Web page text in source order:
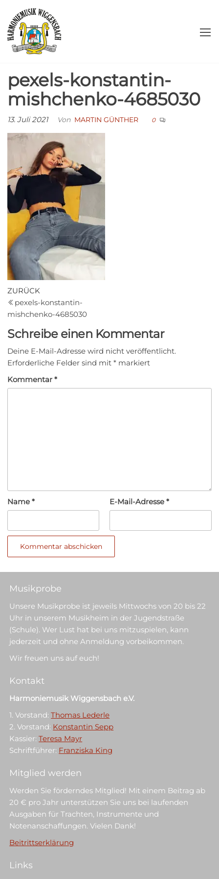
Inhalt
springen
pexels-konstantin-
mishchenko-4685030
13. Juli 2021 Von MARTIN GÜNTHER 0
Beitragsnavigation
Vorheriger
Beitrag
ZURÜCK
pexels-konstantin-
mishchenko-4685030
Schreibe einen Kommentar
Deine E-Mail-Adresse wird nicht veröffentlicht.
Erforderliche Felder sind mit * markiert
Kommentar *
Name * E-Mail-Adresse *
Musikprobe
Unsere Musikprobe ist jeweils Mittwochs von 20 bis 22
Uhr in unserem Musikheim in der Jugendstraße
(Schule). Wer Lust hat bei uns mitzuspielen, kann
jederzeit und ohne Anmeldung vorbeikommen.
Wir freuen uns auf euch!
Kontakt
Harmoniemusik Wiggensbach e.V.
1. Vorstand:Thomas Lederle
2. Vorstand: Konstantin Sepp
Kassier:Teresa Mayr
Schriftführer: Franziska King
Mitglied werden
Werden Sie förderndes Mitglied! Mit einem Beitrag ab
20 € pro Jahr unterstützen Sie uns bei laufenden
Ausgaben für Trachten, Instrumente und
Notenanschaffungen. Vielen Dank!
Beitrittserklärung
Links